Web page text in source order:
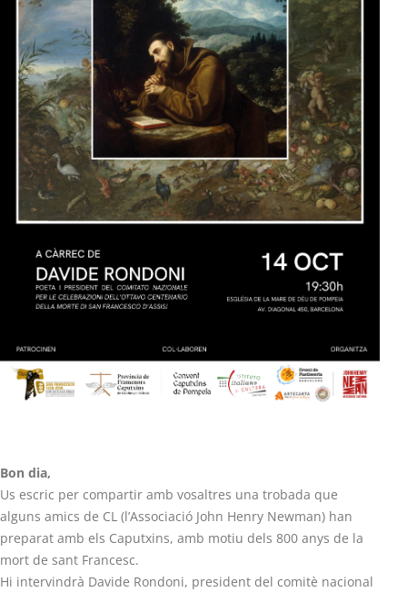
Bon dia,
Us escric per compartir amb vosaltres una trobada que
alguns amics de CL (l’Associació John Henry Newman) han
preparat amb els Caputxins, amb motiu dels 800 anys de la
mort de sant Francesc.
Hi intervindrà Davide Rondoni, president del comitè nacional